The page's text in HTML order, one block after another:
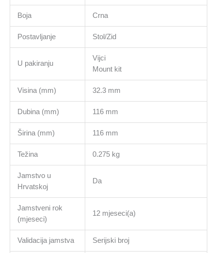
Boja Crna
Postavljanje Stol/Zid
U pakiranju
Vijci
Mount kit
Visina (mm) 32.3 mm
Dubina (mm) 116 mm
Širina (mm) 116 mm
Težina 0.275 kg
Jamstvo u
Hrvatskoj
Da
Jamstveni rok
(mjeseci)
12 mjeseci(a)
Validacija jamstva Serijski broj